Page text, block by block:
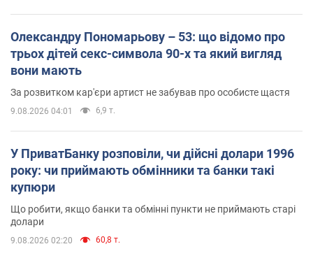
Олександру Пономарьову – 53: що відомо про
трьох дітей секс-символа 90-х та який вигляд
вони мають
За розвитком кар'єри артист не забував про особисте щастя
9.08.2026 04:01 6,9 т.
У ПриватБанку розповіли, чи дійсні долари 1996
року: чи приймають обмінники та банки такі
купюри
Що робити, якщо банки та обмінні пункти не приймають старі
долари
9.08.2026 02:20 60,8 т.